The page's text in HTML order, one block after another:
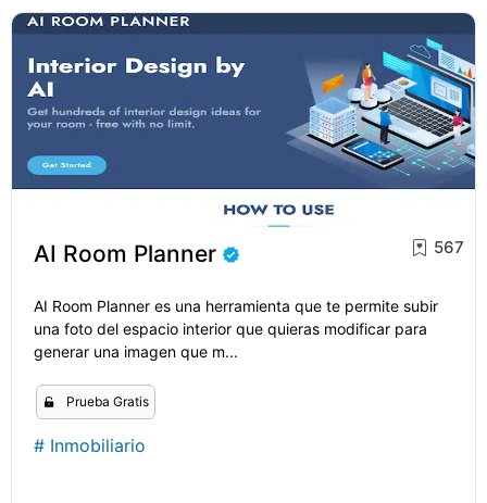
AI Room Planner 567
AI Room Planner es una herramienta que te permite subir
una foto del espacio interior que quieras modificar para
generar una imagen que m...
Prueba Gratis
# Inmobiliario